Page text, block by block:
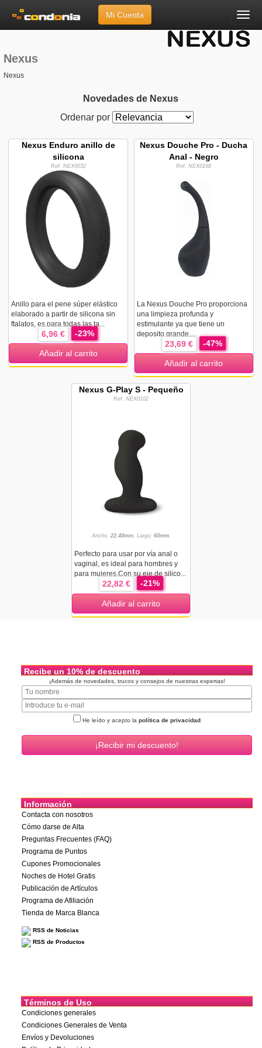
Menú
Mi Cuenta
Nexus
Nexus
Novedades de Nexus
Ordenar por
Nexus Enduro anillo de
silicona
Ref. NEX0032
Anillo para el pene súper elástico
elaborado a partir de silicona sin
ftalatos, es para todas las ta...
6,96 € -23%
Añadir al carrito
Nexus Douche Pro - Ducha
Anal - Negro
Ref. NEX0168
La Nexus Douche Pro proporciona
una limpieza profunda y
estimulante ya que tiene un
deposito grande,...
23,69 € -47%
Añadir al carrito
Nexus G-Play S - Pequeño
Ref. NEX0102
Ancho: 22,40mm. Largo: 60mm.
Perfecto para usar por vía anal o
vaginal, es ideal para hombres y
para mujeres.Con su eje de silico...
22,82 € -21%
Añadir al carrito
Recibe un 10% de descuento
¡Además de novedades, trucos y consejos de nuestras expertas!
He leído y acepto la política de privacidad
Información
Contacta con nosotros
Cómo darse de Alta
Preguntas Frecuentes (FAQ)
Programa de Puntos
Cupones Promocionales
Noches de Hotel Gratis
Publicación de Artículos
Programa de Afiliación
Tienda de Marca Blanca
RSS de Noticias
RSS de Productos
Términos de Uso
Condiciones generales
Condiciones Generales de Venta
Envíos y Devoluciones